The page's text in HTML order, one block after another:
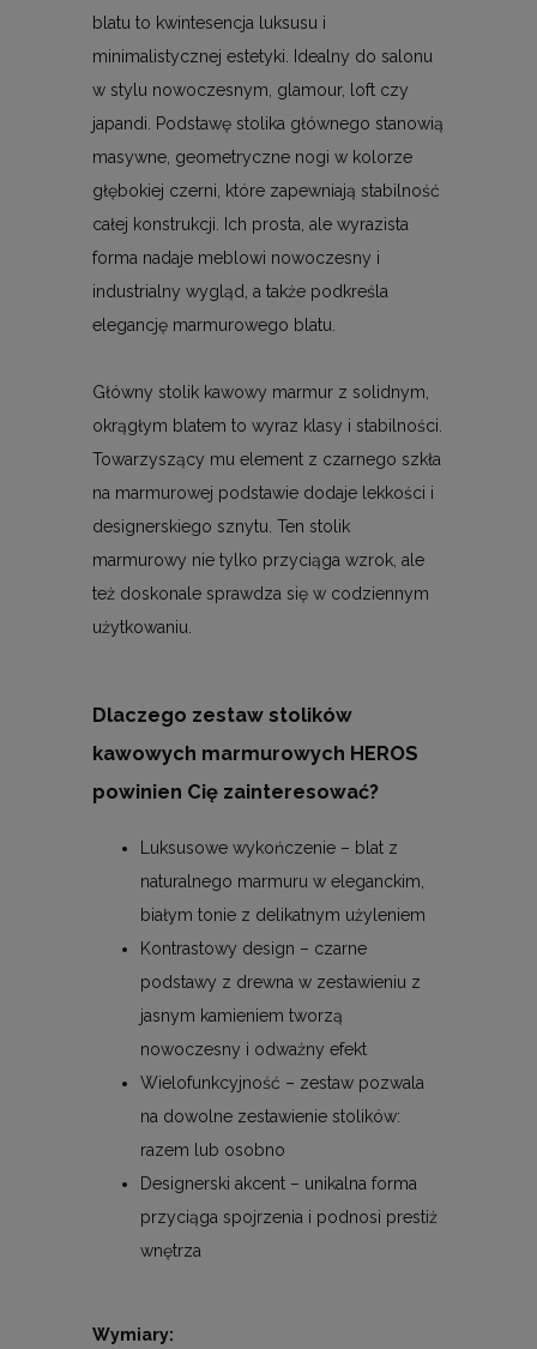
blatu to kwintesencja luksusu i
minimalistycznej estetyki. Idealny do salonu
w stylu nowoczesnym, glamour, loft czy
japandi. Podstawę stolika głównego stanowią
masywne, geometryczne nogi w kolorze
głębokiej czerni, które zapewniają stabilność
całej konstrukcji. Ich prosta, ale wyrazista
forma nadaje meblowi nowoczesny i
industrialny wygląd, a także podkreśla
elegancję marmurowego blatu.
Główny stolik kawowy marmur z solidnym,
okrągłym blatem to wyraz klasy i stabilności.
Towarzyszący mu element z czarnego szkła
na marmurowej podstawie dodaje lekkości i
designerskiego sznytu. Ten stolik
marmurowy nie tylko przyciąga wzrok, ale
też doskonale sprawdza się w codziennym
użytkowaniu.
Dlaczego zestaw stolików
kawowych marmurowych HEROS
powinien Cię zainteresować?
Luksusowe wykończenie – blat z
naturalnego marmuru w eleganckim,
białym tonie z delikatnym użyleniem
Kontrastowy design – czarne
podstawy z drewna w zestawieniu z
jasnym kamieniem tworzą
nowoczesny i odważny efekt
Wielofunkcyjność – zestaw pozwala
na dowolne zestawienie stolików:
razem lub osobno
Designerski akcent – unikalna forma
przyciąga spojrzenia i podnosi prestiż
wnętrza
Wymiary: